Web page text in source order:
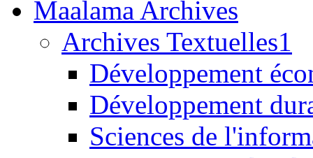
Maalama Archives
Archives Textuelles1
Développement
Développement
Sciences de